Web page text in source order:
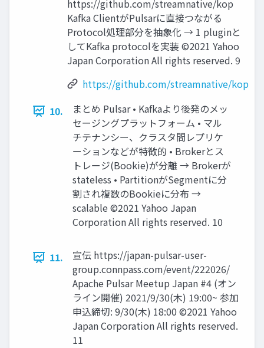
https://github.com/streamnative/kop
Kafka ClientがPulsarに直接つながる
Protocol処理部分を抽象化 → 1 pluginと
してKafka protocolを実装 ©2021 Yahoo
Japan Corporation All rights reserved. 9
https://github.com/streamnative/kop
10.
まとめ Pulsar • Kafkaより後発のメッ
セージングプラットフォーム • マル
チテナンシー、クラスタ間レプリケ
ーションなどが特徴的 • Brokerとス
トレージ(Bookie)が分離 → Brokerが
stateless • PartitionがSegmentに分
割され複数のBookieに分布 →
scalable ©2021 Yahoo Japan
Corporation All rights reserved. 10
11.
宣伝 https://japan-pulsar-user-
group.connpass.com/event/222026/
Apache Pulsar Meetup Japan #4 (オン
ライン開催) 2021/9/30(⽊) 19:00~ 参加
申込締切: 9/30(⽊) 18:00 ©2021 Yahoo
Japan Corporation All rights reserved.
11